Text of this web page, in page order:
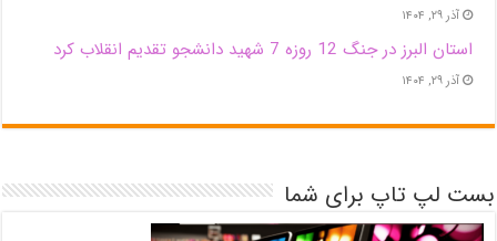
آذر ۲۹, ۱۴۰۴
استان البرز در جنگ 12 روزه 7 شهید دانشجو تقدیم انقلاب کرد
آذر ۲۹, ۱۴۰۴
بست لپ تاپ برای شما